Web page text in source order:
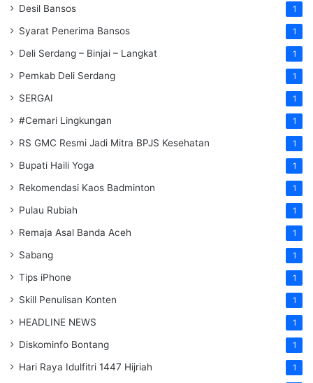
Desil Bansos 1
Syarat Penerima Bansos 1
Deli Serdang – Binjai – Langkat 1
Pemkab Deli Serdang 1
SERGAI 1
#Cemari Lingkungan 1
RS GMC Resmi Jadi Mitra BPJS Kesehatan 1
Bupati Haili Yoga 1
Rekomendasi Kaos Badminton 1
Pulau Rubiah 1
Remaja Asal Banda Aceh 1
Sabang 1
Tips iPhone 1
Skill Penulisan Konten 1
HEADLINE NEWS 1
Diskominfo Bontang 1
Hari Raya Idulfitri 1447 Hijriah 1